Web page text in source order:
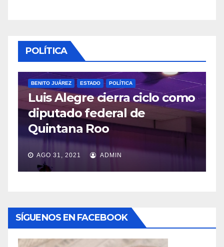
POLÍTICA
BENITO JUÁREZ ESTADO POLÍTICA
Luis Alegre cierra ciclo como
diputado federal de
Quintana Roo
AGO 31, 2021 ADMIN
SÍGUENOS EN FACEBOOK